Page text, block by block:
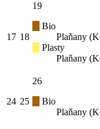
17 18
19
Bio
Plaňany
Plasty
Plaňany
24 25
26
Bio
Plaňany